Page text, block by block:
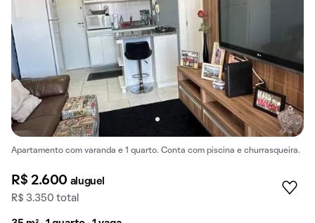
Apartamento com varanda e 1 quarto. Conta com piscina e churrasqueira.
R$ 2.600 aluguel
R$ 3.350 total